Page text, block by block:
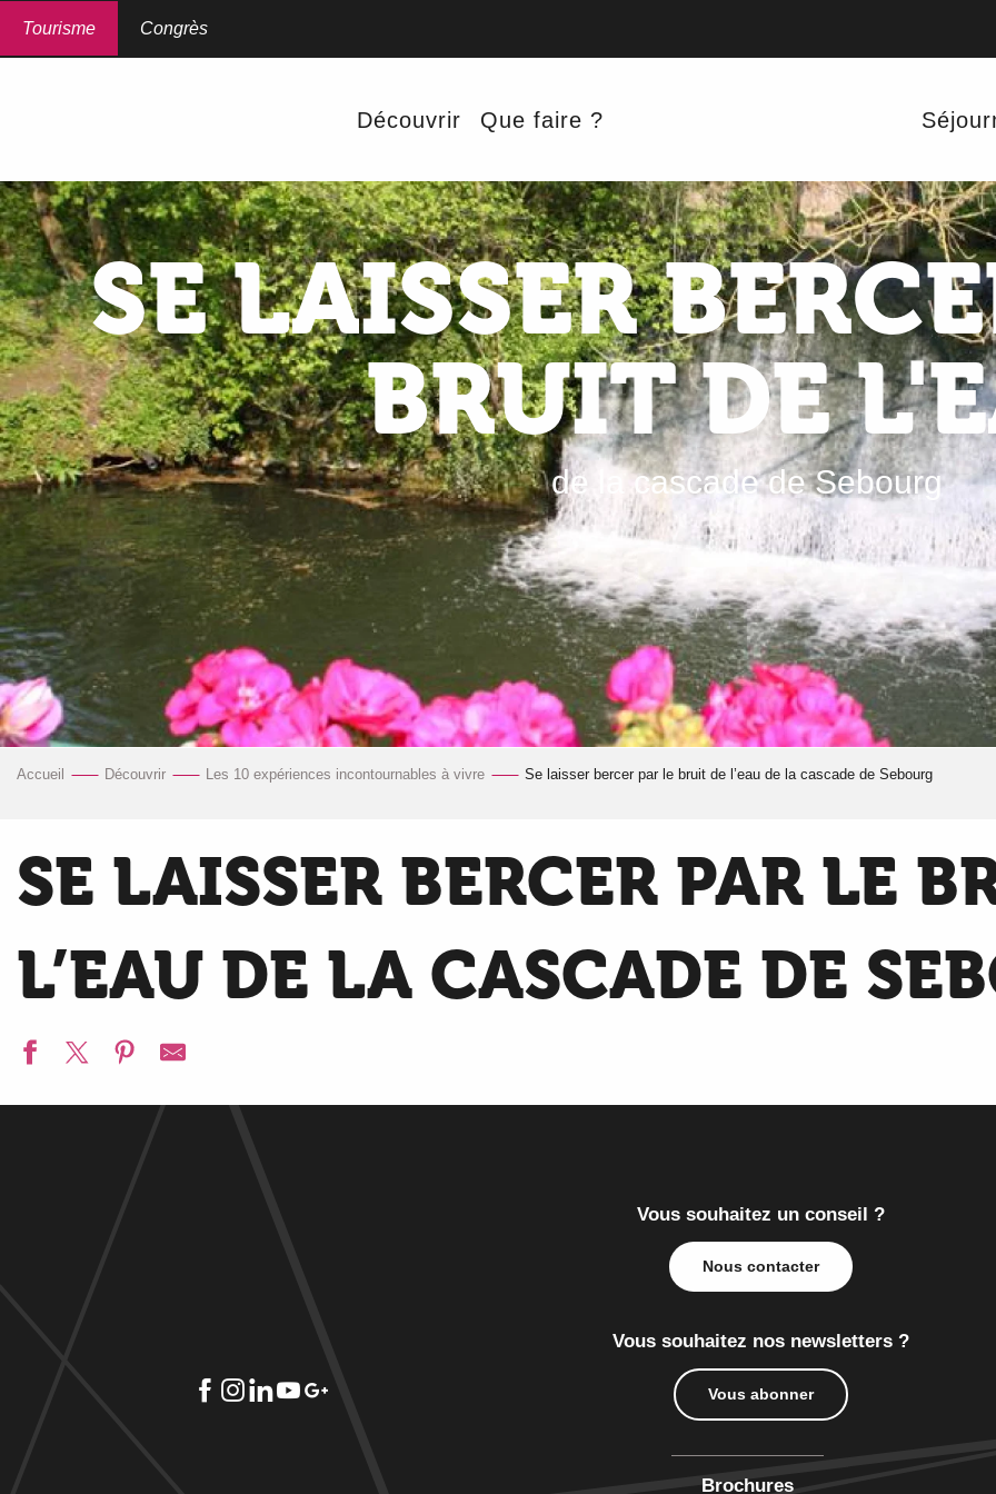
Tourisme Congrès
Découvrir Que faire ?
SE LAISSER
BRUIT DE
de la cascade de Sebourg
Accueil Découvrir Les 10 expériences incontournables à vivre Se laisser bercer par le bruit de l’eau de la cascade de Sebourg
SE LAISSER BERCER PAR LE
L’EAU DE LA CASCADE DE
Vous souhaitez un conseil ?
Nous contacter
Vous souhaitez nos newsletters ?
Vous abonner
Brochures